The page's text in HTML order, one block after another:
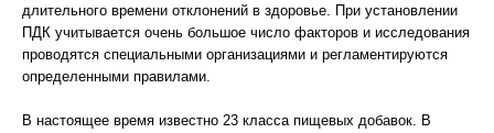
длительного времени отклонений в здоровье. При установлении
ПДК учитывается очень большое число факторов и исследования
проводятся специальными организациями и регламентируются
определенными правилами.
В настоящее время известно 23 класса пищевых добавок. В